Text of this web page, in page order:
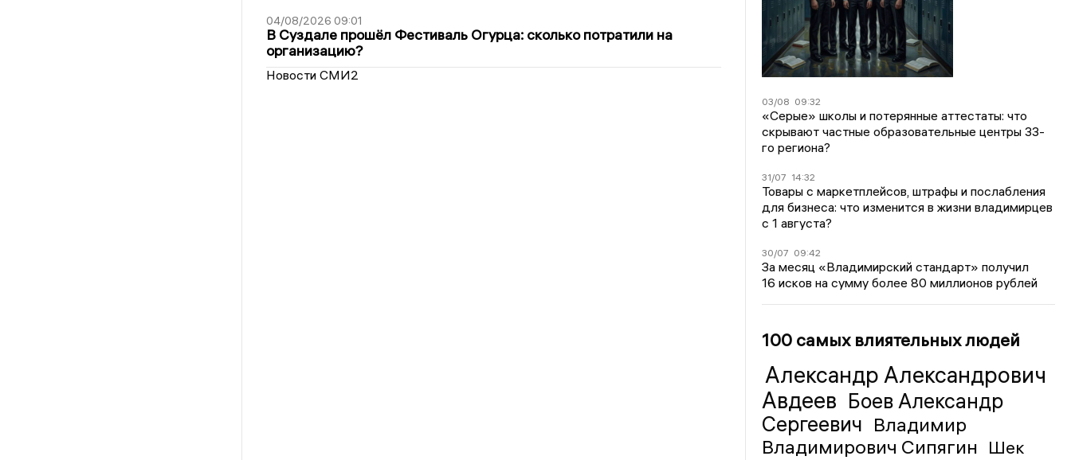
04/08/2026 09:01
В Суздале прошёл Фестиваль Огурца: сколько потратили на
организацию?
Новости СМИ2
03/08 09:32
«Серые» школы и потерянные аттестаты: что
скрывают частные образовательные центры 33-
го региона?
31/07 14:32
Товары с маркетплейсов, штрафы и послабления
для бизнеса: что изменится в жизни владимирцев
с 1 августа?
30/07 09:42
За месяц «Владимирский стандарт» получил
16 исков на сумму более 80 миллионов рублей
100 самых влиятельных людей
Александр Александрович
Авдеев Боев Александр
Сергеевич Владимир
Владимирович Сипягин Шек